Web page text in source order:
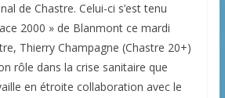
de Chastre. Celui-ci s’est tenu
2000 » de Blanmont ce mardi
Thierry Champagne (Chastre 20+)
rôle dans la crise sanitaire que
en étroite collaboration avec le